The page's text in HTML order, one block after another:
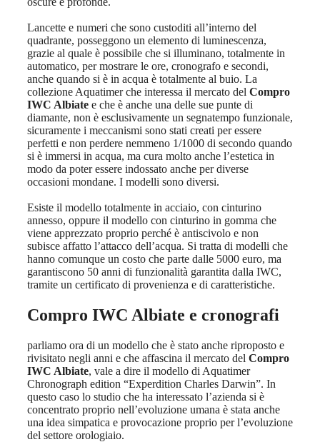
Lancette e numeri che sono custoditi all’interno del
quadrante, posseggono un elemento di luminescenza,
grazie al quale è possibile che si illuminano, totalmente in
automatico, per mostrare le ore, cronografo e secondi,
anche quando si è in acqua è totalmente al buio. La
collezione Aquatimer che interessa il mercato del Compro
IWC Albiate e che è anche una delle sue punte di
diamante, non è esclusivamente un segnatempo funzionale,
sicuramente i meccanismi sono stati creati per essere
perfetti e non perdere nemmeno 1/1000 di secondo quando
si è immersi in acqua, ma cura molto anche l’estetica in
modo da poter essere indossato anche per diverse
occasioni mondane. I modelli sono diversi.
Esiste il modello totalmente in acciaio, con cinturino
annesso, oppure il modello con cinturino in gomma che
viene apprezzato proprio perché è antiscivolo e non
subisce affatto l’attacco dell’acqua. Si tratta di modelli che
hanno comunque un costo che parte dalle 5000 euro, ma
garantiscono 50 anni di funzionalità garantita dalla IWC,
tramite un certificato di provenienza e di caratteristiche.
Compro IWC Albiate e cronografi
parliamo ora di un modello che è stato anche riproposto e
rivisitato negli anni e che affascina il mercato del Compro
IWC Albiate, vale a dire il modello di Aquatimer
Chronograph edition “Experdition Charles Darwin”. In
questo caso lo studio che ha interessato l’azienda si è
concentrato proprio nell’evoluzione umana è stata anche
una idea simpatica e provocazione proprio per l’evoluzione
del settore orologiaio.